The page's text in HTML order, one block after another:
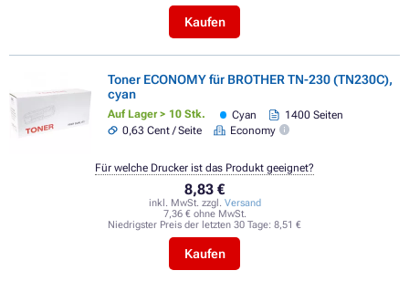
Kaufen
Toner ECONOMY für BROTHER TN-230 (TN230C),
cyan
Auf Lager > 10 Stk. Cyan
1400 Seiten
0,63 Cent / Seite
Economy
8,83 €
inkl. MwSt. zzgl. Versand
7,36 € ohne MwSt.
Niedrigster Preis der letzten 30 Tage: 8,51 €
Kaufen
Für welche Drucker ist das Produkt geeignet?